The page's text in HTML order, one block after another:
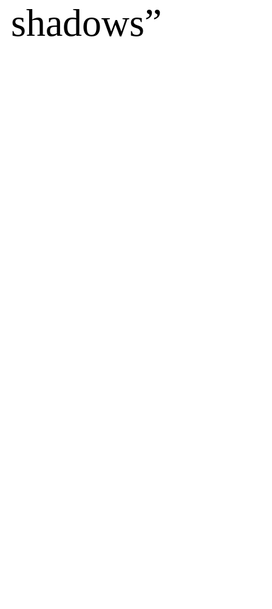
shadows”